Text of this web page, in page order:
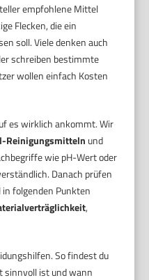
empfohlene Mittel
Flecken, die ein
soll. Viele denken auch
schreiben bestimmte
wollen einfach Kosten
es wirklich ankommt. Wir
Reinigungsmitteln und
wie pH-Wert oder
Danach prüfen
folgenden Punkten
,
So findest du
sinnvoll ist und wann